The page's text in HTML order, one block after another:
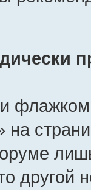
флажком
другой